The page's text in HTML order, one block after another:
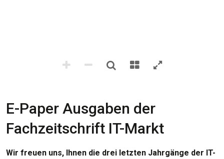
E-Paper Ausgaben der
Fachzeitschrift IT-Markt
Wir freuen uns, Ihnen die drei letzten Jahrgänge der IT-